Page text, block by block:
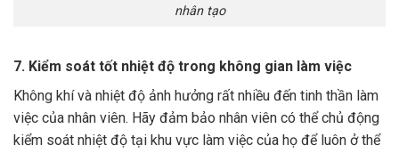
nhân tạo
7. Kiểm soát tốt nhiệt độ trong không gian làm việc
Không khí và nhiệt độ ảnh hưởng rất nhiều đến tinh thần làm
việc của nhân viên. Hãy đảm bảo nhân viên có thể chủ động
kiểm soát nhiệt độ tại khu vực làm việc của họ để luôn ở thể